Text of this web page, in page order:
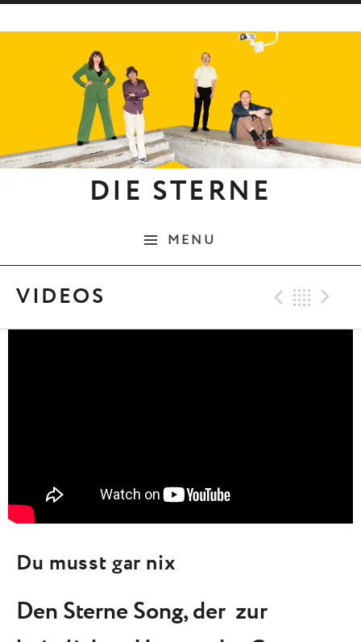
DIE STERNE
MENU
VIDEOS
Du musst gar nix
Den Sterne Song, der zur